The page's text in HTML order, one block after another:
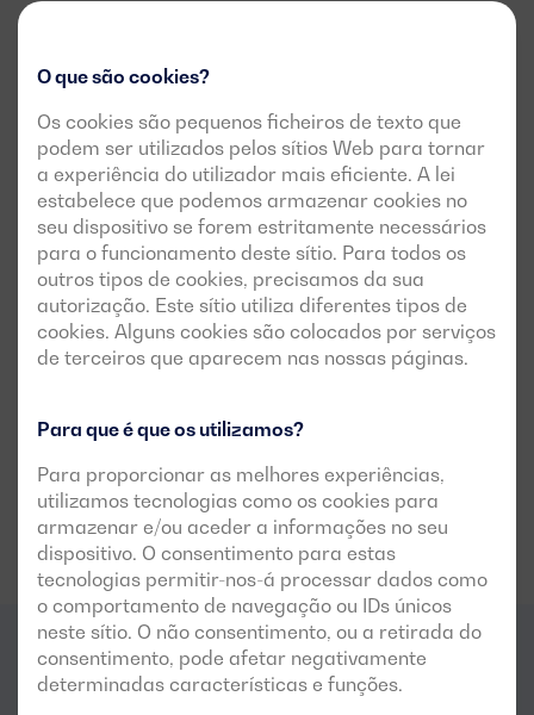
O que são cookies?
Os cookies são pequenos ficheiros de texto que
podem ser utilizados pelos sítios Web para tornar
a experiência do utilizador mais eficiente. A lei
estabelece que podemos armazenar cookies no
seu dispositivo se forem estritamente necessários
para o funcionamento deste sítio. Para todos os
outros tipos de cookies, precisamos da sua
autorização. Este sítio utiliza diferentes tipos de
cookies. Alguns cookies são colocados por serviços
de terceiros que aparecem nas nossas páginas.
Para que é que os utilizamos?
Para proporcionar as melhores experiências,
utilizamos tecnologias como os cookies para
armazenar e/ou aceder a informações no seu
dispositivo. O consentimento para estas
tecnologias permitir-nos-á processar dados como
o comportamento de navegação ou IDs únicos
neste sítio. O não consentimento, ou a retirada do
consentimento, pode afetar negativamente
determinadas características e funções.
Para quesetoresé indicado